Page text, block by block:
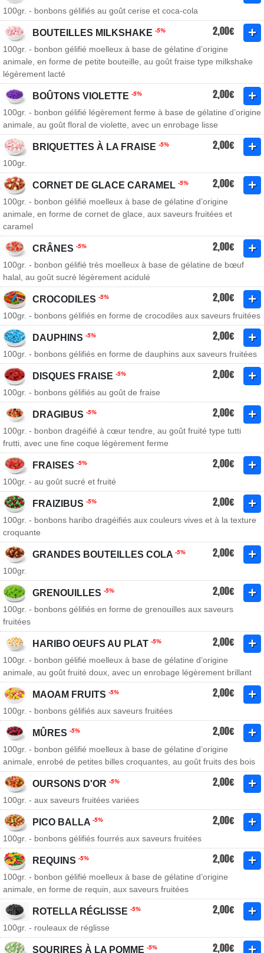
100gr. - bonbons gélifiés au goût cerise et coca-cola
BOUTEILLES MILKSHAKE -5% 2,00€
100gr. - bonbon gélifié moelleux à base de gélatine d’origine
animale, en forme de petite bouteille, au goût fraise type milkshake
légèrement lacté
BOÛTONS VIOLETTE -5% 2,00€
100gr. - bonbon gélifié légèrement ferme à base de gélatine d’origine
animale, au goût floral de violette, avec un enrobage lisse
BRIQUETTES À LA FRAISE -5% 2,00€
100gr.
CORNET DE GLACE CARAMEL -5% 2,00€
100gr. - bonbon gélifié moelleux à base de gélatine d’origine
animale, en forme de cornet de glace, aux saveurs fruitées et
caramel
CRÂNES -5% 2,00€
100gr. - bonbon gélifié très moelleux à base de gélatine de bœuf
halal, au goût sucré légèrement acidulé
CROCODILES -5% 2,00€
100gr. - bonbons gélifiés en forme de crocodiles aux saveurs fruitées
DAUPHINS -5% 2,00€
100gr. - bonbons gélifiés en forme de dauphins aux saveurs fruitées
DISQUES FRAISE -5% 2,00€
100gr. - bonbons gélifiés au goût de fraise
DRAGIBUS -5% 2,00€
100gr. - bonbon dragéifié à cœur tendre, au goût fruité type tutti
frutti, avec une fine coque légèrement ferme
FRAISES -5% 2,00€
100gr. - au goût sucré et fruité
FRAIZIBUS -5% 2,00€
100gr. - bonbons haribo dragéifiés aux couleurs vives et à la texture
croquante
GRANDES BOUTEILLES COLA -5% 2,00€
100gr.
GRENOUILLES -5% 2,00€
100gr. - bonbons gélifiés en forme de grenouilles aux saveurs
fruitées
HARIBO OEUFS AU PLAT -5% 2,00€
100gr. - bonbon gélifié moelleux à base de gélatine d’origine
animale, au goût fruité doux, avec un enrobage légèrement brillant
MAOAM FRUITS -5% 2,00€
100gr. - bonbons gélifiés aux saveurs fruitées
MÛRES -5% 2,00€
100gr. - bonbon gélifié moelleux à base de gélatine d’origine
animale, enrobé de petites billes croquantes, au goût fruits des bois
OURSONS D'OR -5% 2,00€
100gr. - aux saveurs fruitées variées
PICO BALLA -5% 2,00€
100gr. - bonbons gélifiés fourrés aux saveurs fruitées
REQUINS -5% 2,00€
100gr. - bonbon gélifié moelleux à base de gélatine d’origine
animale, en forme de requin, aux saveurs fruitées
ROTELLA RÉGLISSE -5% 2,00€
100gr. - rouleaux de réglisse
SOURIRES À LA POMME -5% 2,00€